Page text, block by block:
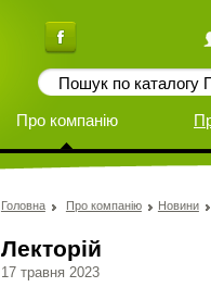
Про компанію
Головна Про компанію Новини
Лекторій
17 травня 2023